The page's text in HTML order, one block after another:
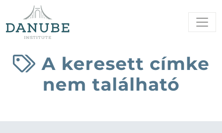
A keresett címke
nem található